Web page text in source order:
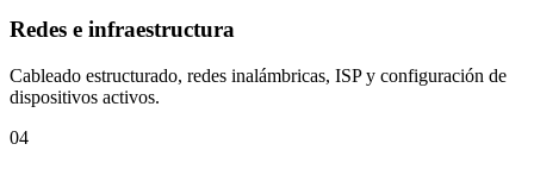
Redes e infraestructura
Cableado estructurado, redes inalámbricas, ISP y configuración de
dispositivos activos.
04